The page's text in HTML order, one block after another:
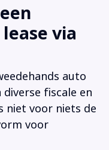
via
auto
fiscale en
niet voor niets de
voor